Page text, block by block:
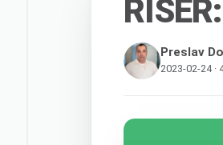
Preslav
2023-02-24 ·